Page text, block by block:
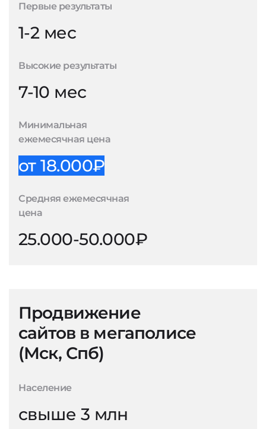
Первые результаты
1-2 мес
Высокие результаты
7-10 мес
Минимальная
ежемесячная цена
от 18.000₽
Средняя ежемесячная
цена
25.000-50.000₽
Продвижение
сайтов в мегаполисе
(Мск, Спб)
Население
свыше 3 млн